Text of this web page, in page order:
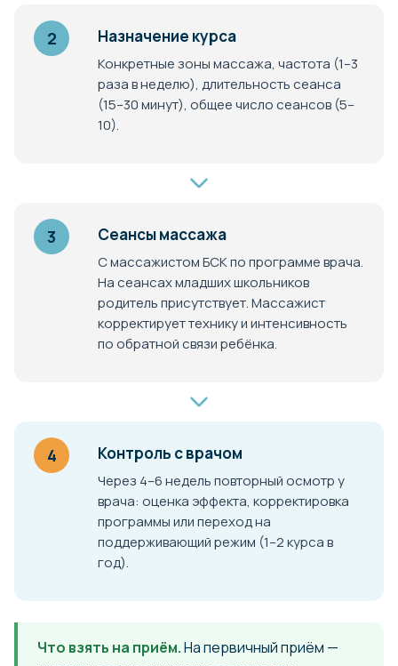
2 Назначение курса
Конкретные зоны массажа, частота (1–3
раза в неделю), длительность сеанса
(15–30 минут), общее число сеансов (5–
10).
3 Сеансы массажа
С массажистом БСК по программе врача.
На сеансах младших школьников
родитель присутствует. Массажист
корректирует технику и интенсивность
по обратной связи ребёнка.
4 Контроль с врачом
Через 4–6 недель повторный осмотр у
врача: оценка эффекта, корректировка
программы или переход на
поддерживающий режим (1–2 курса в
год).
Что взять на приём.На первичный приём —